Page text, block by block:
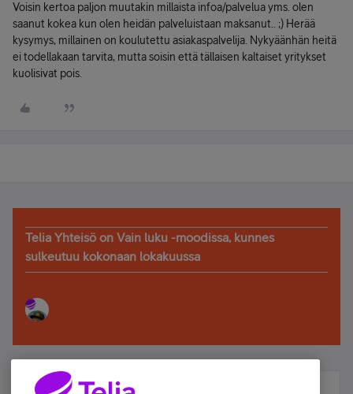
Voisin kertoa paljon muutakin millaista infoa/palvelua yms. olen
saanut kokea kun olen heidän palveluistaan maksanut.. ;) Herää
kysymys, millainen on koulutettu asiakaspalvelija. Nykyäänhän heitä
ei todellakaan tarvita, mutta soisin että tällaisen kaltaiset yritykset
kuolisivat pois.
Telia Yhteisö on Vain luku -moodissa, kunnes
sulkeutuu kokonaan lokakuussa